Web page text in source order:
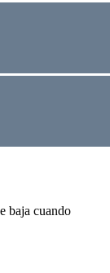
baja cuando